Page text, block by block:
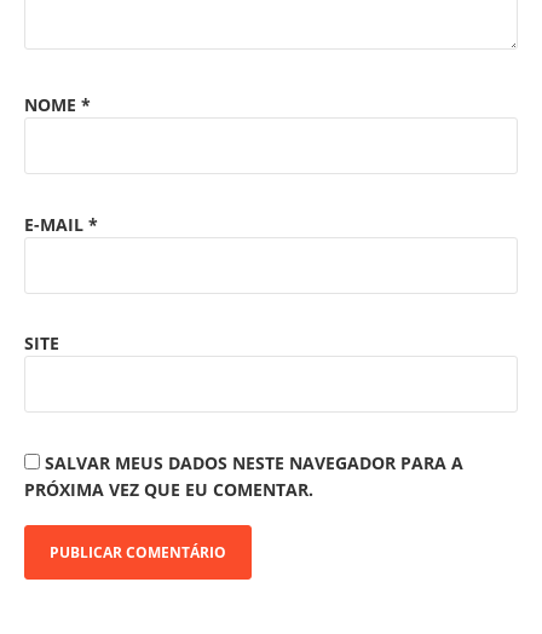
NOME *
E-MAIL *
SITE
SALVAR MEUS DADOS NESTE NAVEGADOR PARA A
PRÓXIMA VEZ QUE EU COMENTAR.